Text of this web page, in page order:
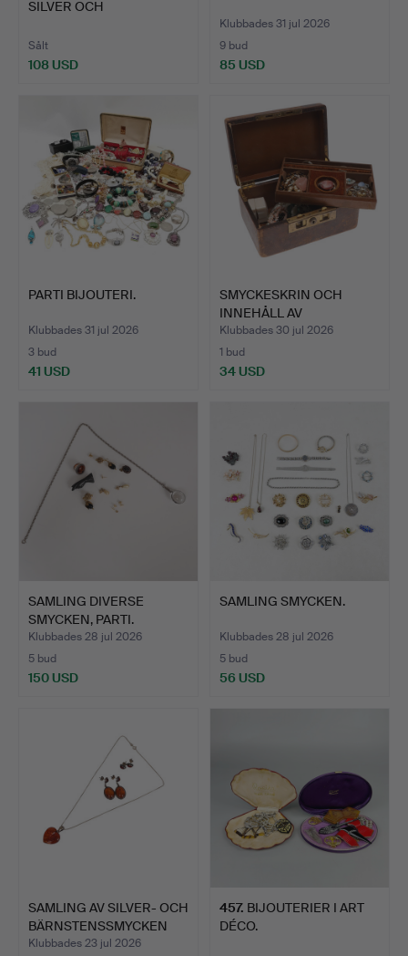
SILVER OCH
Sålt
108 USD
Klubbades 31 jul 2026
9 bud
85 USD
PARTI BIJOUTERI.
Klubbades 31 jul 2026
3 bud
41 USD
SMYCKESKRIN OCH
INNEHÅLL AV
BIJOUTERIER.
Klubbades 30 jul 2026
1 bud
34 USD
SAMLING DIVERSE
SMYCKEN, PARTI.
Klubbades 28 jul 2026
5 bud
150 USD
SAMLING SMYCKEN.
Klubbades 28 jul 2026
5 bud
56 USD
SAMLING AV SILVER- OCH
BÄRNSTENSSMYCKEN
(5…
Klubbades 23 jul 2026
457. BIJOUTERIER I ART
DÉCO.